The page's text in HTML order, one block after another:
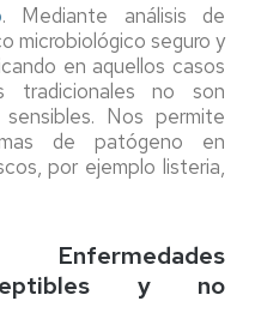
. Mediante análisis de
microbiológico seguro y
en aquellos casos
no son
Nos permite
de patógeno en
por ejemplo listeria,
y no